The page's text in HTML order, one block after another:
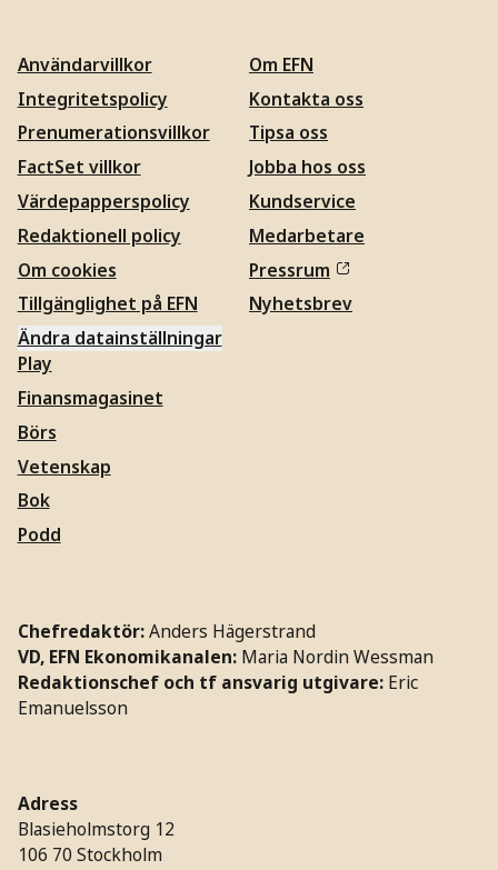
Användarvillkor
Integritetspolicy
Prenumerationsvillkor
FactSet villkor
Värdepapperspolicy
Redaktionell policy
Om cookies
Tillgänglighet på EFN
Ändra datainställningar
Om EFN
Kontakta oss
Tipsa oss
Jobba hos oss
Kundservice
Medarbetare
Pressrum
Nyhetsbrev
Play
Finansmagasinet
Börs
Vetenskap
Bok
Podd
Chefredaktör:Anders Hägerstrand
VD, EFN Ekonomikanalen: Maria Nordin Wessman
Redaktionschef och tf ansvarig utgivare: Eric
Emanuelsson
Adress
Blasieholmstorg 12
106 70 Stockholm